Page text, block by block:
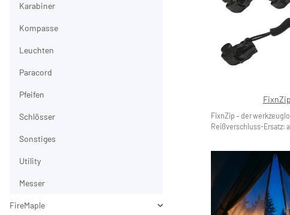
FixnZip
FixnZip – der
Reißverschluss-Ersatz:
Karabiner
Kompasse
Leuchten
Paracord
Pfeifen
Schlösser
Sonstiges
Utility
Messer
FireMaple